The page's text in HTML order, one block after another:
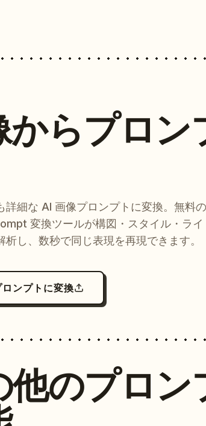
からプロン
詳細な AI 画像プロンプトに変換。無料の
変換ツールが構図・スタイル・ライ
析し、数秒で同じ表現を再現できます。
ンプトに変換
他のプロン